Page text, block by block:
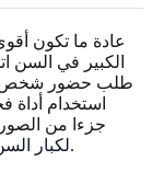
عادة ما تكون
الكبير في السن
طلب حضور شخص
استخدام
جزءا من
لكبارفي تحويل المخاوف الغامضة إلى نقاش أوضح.